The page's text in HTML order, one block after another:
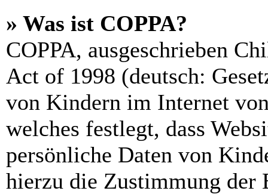
» Was ist COPPA?
COPPA, ausgeschrieben
Act of 1998 (deutsch:
von Kindern im Internet
welches festlegt, dass
persönliche Daten von
hierzu die Zustimmung der